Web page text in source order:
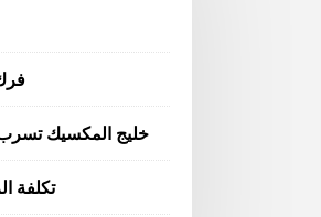
خليج المكسيك تسرب النفط 2020
تكلفة